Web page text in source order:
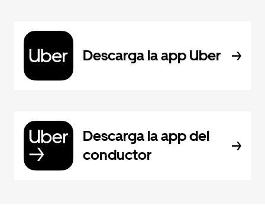
Descarga la app Uber
Descarga la app del
conductor